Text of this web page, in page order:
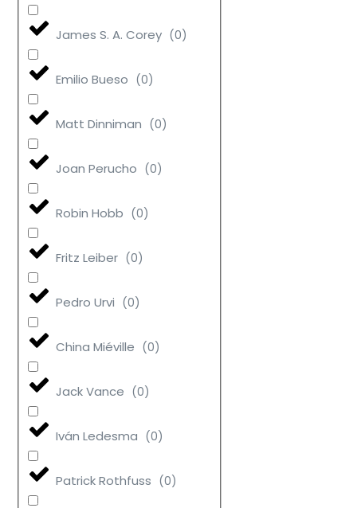
James S. A. Corey (0)
Emilio Bueso (0)
Matt Dinniman (0)
Joan Perucho (0)
Robin Hobb (0)
Fritz Leiber (0)
Pedro Urvi (0)
China Miéville (0)
Jack Vance (0)
Iván Ledesma (0)
Patrick Rothfuss (0)